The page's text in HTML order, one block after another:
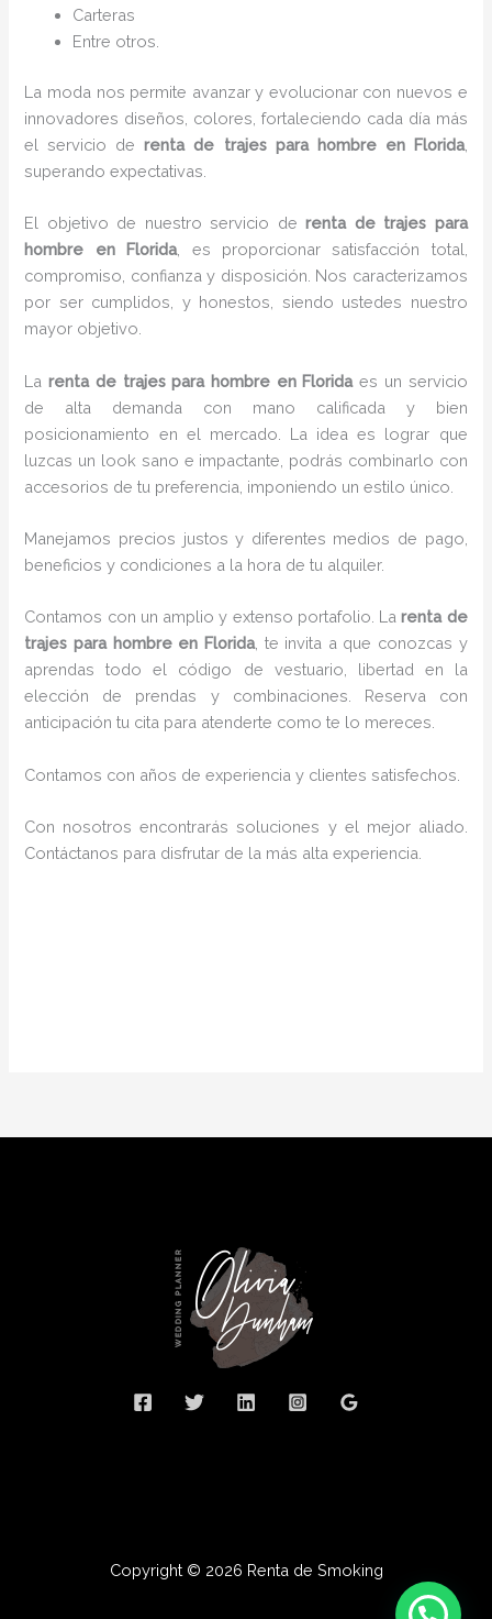
Carteras
Entre otros.
La moda nos permite avanzar y evolucionar con nuevos e
innovadores diseños, colores, fortaleciendo cada día más
el servicio derenta de trajes para hombre en Florida,
superando expectativas.
El objetivo de nuestro servicio derenta de trajes para
hombre en Florida, es proporcionar satisfacción total,
compromiso, confianza y disposición. Nos caracterizamos
por ser cumplidos, y honestos, siendo ustedes nuestro
mayor objetivo.
Larenta de trajes para hombre en Floridaes un servicio
de alta demanda con mano calificada y bien
posicionamiento en el mercado. La idea es lograr que
luzcas un look sano e impactante, podrás combinarlo con
accesorios de tu preferencia, imponiendo un estilo único.
Manejamos precios justos y diferentes medios de pago,
beneficios y condiciones a la hora de tu alquiler.
Contamos con un amplio y extenso portafolio. Larenta de
trajes para hombre en Florida, te invita a que conozcas y
aprendas todo el código de vestuario, libertad en la
elección de prendas y combinaciones. Reserva con
anticipación tu cita para atenderte como te lo mereces.
Contamos con años de experiencia y clientes satisfechos.
Con nosotros encontrarás soluciones y el mejor aliado.
Contáctanos para disfrutar de la más alta experiencia.
Copyright © 2026 Renta de Smoking